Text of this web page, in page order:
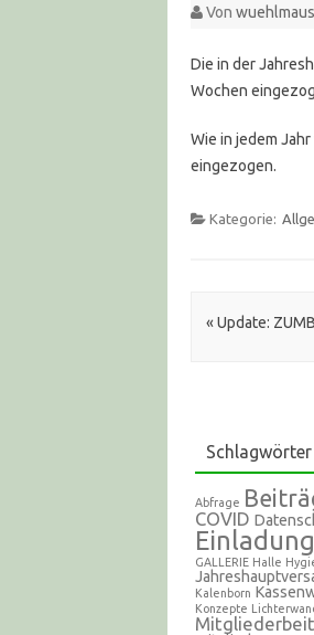
Von wuehlmaus
Die in der
Wochen
Wie in jedem
eingezogen.
Kategorie:
Artikel
«Update:
Schlagwörter
Abfrage
COVID
Einladung
GALLERIE Halle
Kalenborn
Konzepte